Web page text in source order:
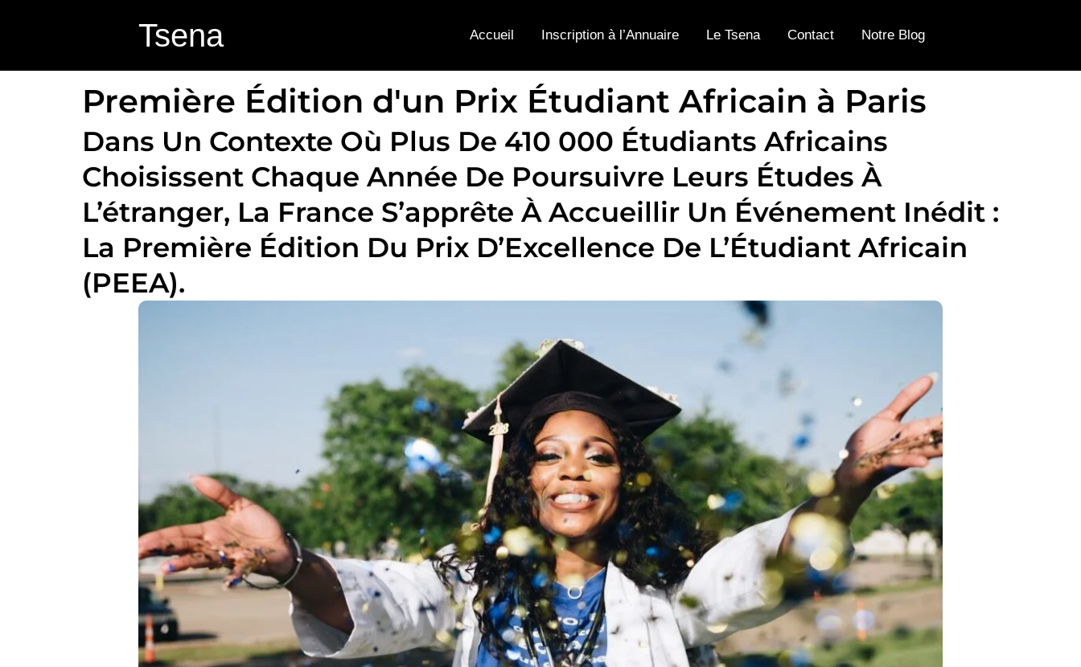
Tsena Accueil Inscription à l’Annuaire Le Tsena Contact Notre Blog
Première Édition d'un Prix Étudiant Africain à Paris
Dans Un Contexte Où Plus De 410 000 Étudiants Africains
Choisissent Chaque Année De Poursuivre Leurs Études À
L’étranger, La France S’apprête À Accueillir Un Événement Inédit :
La Première Édition Du Prix D’Excellence De L’Étudiant Africain
(PEEA).